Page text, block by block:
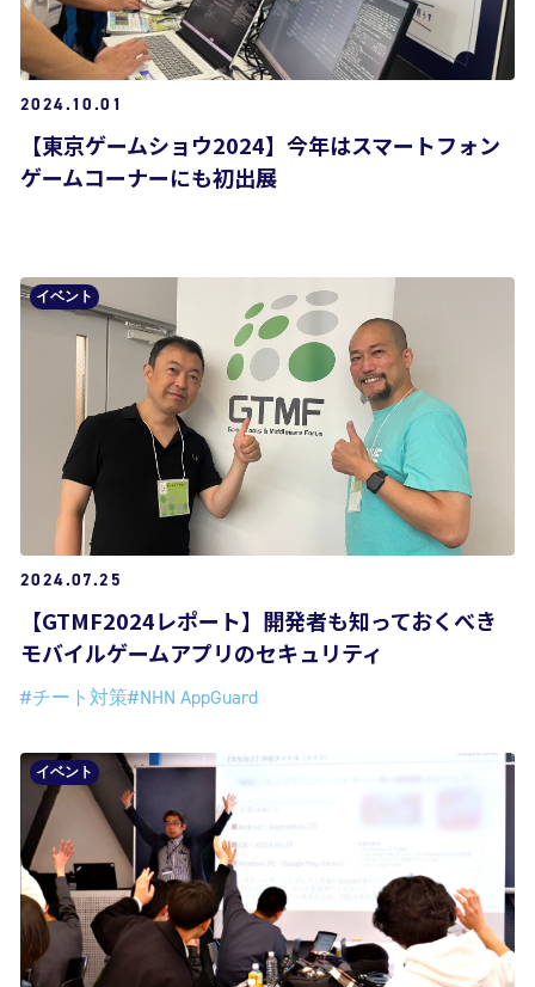
2024.10.01
【東京ゲームショウ2024】今年はスマートフォン
ゲームコーナーにも初出展
イベント
2024.07.25
【GTMF2024レポート】開発者も知っておくべき
モバイルゲームアプリのセキュリティ
#チート対策#NHN AppGuard
イベント